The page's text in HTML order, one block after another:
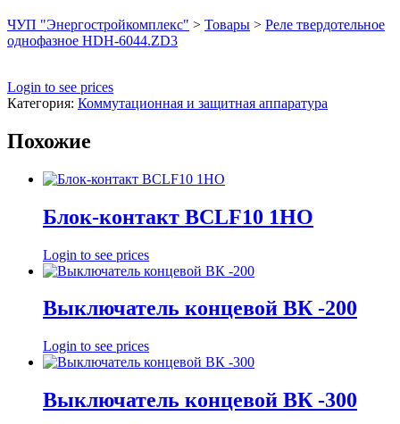
ЧУП "Энергостройкомплекс" > Товары > Реле твердотельное
однофазное HDH-6044.ZD3
Login to see prices
Категория: Коммутационная и защитная аппаратура
Похожие
Блок-контакт BCLF10 1HO
Login to see prices
Выключатель концевой ВК -200
Login to see prices
Выключатель концевой ВК -300